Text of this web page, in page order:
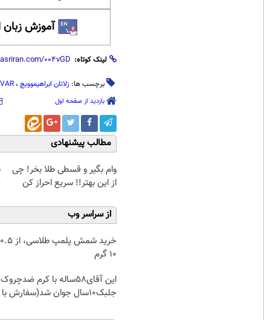
آموزش زبان
لینک کوتاه:
برچسب ها: زلاتان ابراهیموویچ ، VAR
بازدید از صفحه اول
مطالب پیشنهادی
وام بگیر و قسطی طلا بخر! چی
از این بهتر!! سریع احراز کن
از سراسر وب
۱۰ گرم
این آقای58ساله با کرم ضدچروک
جلبک10سال جوان شد(سفارش با تخفیف)